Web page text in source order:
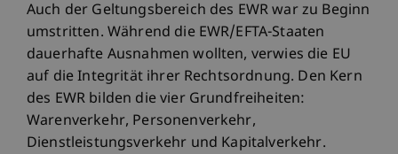
Auch der Geltungsbereich des EWR war zu Beginn
umstritten. Während die EWR/EFTA-Staaten
dauerhafte Ausnahmen wollten, verwies die EU
auf die Integrität ihrer Rechtsordnung. Den Kern
des EWR bilden die vier Grundfreiheiten:
Warenverkehr, Personenverkehr,
Dienstleistungsverkehr und Kapitalverkehr.